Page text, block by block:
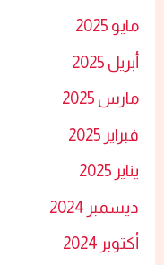
مايو 2025
أبريل 2025
مارس 2025
فبراير 2025
يناير 2025
ديسمبر 2024
أكتوبر 2024